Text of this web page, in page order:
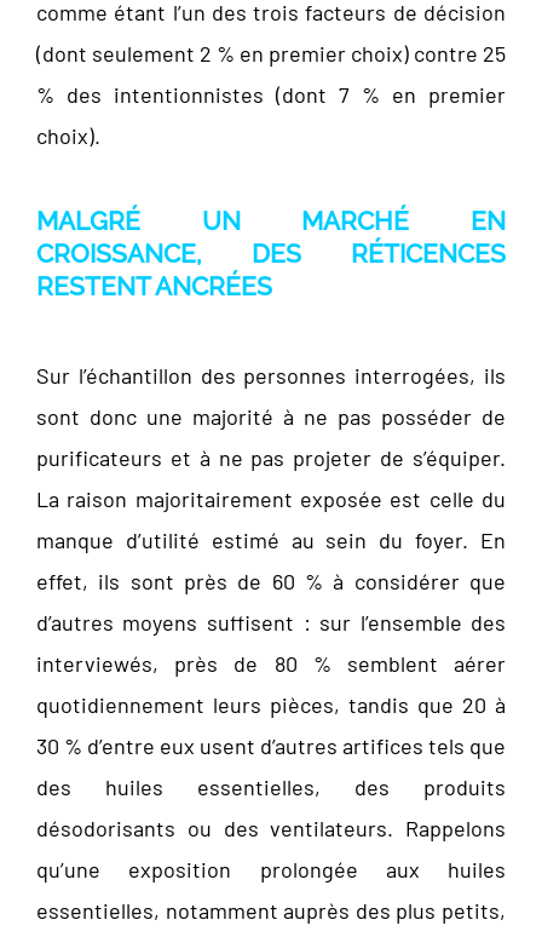
comme étant l’un des trois facteurs de décision
(dont seulement 2 % en premier choix) contre 25
% des intentionnistes (dont 7 % en premier
choix).
MALGRÉ UN MARCHÉ EN
CROISSANCE, DES RÉTICENCES
RESTENT ANCRÉES
Sur l’échantillon des personnes interrogées, ils
sont donc une majorité à ne pas posséder de
purificateurs et à ne pas projeter de s’équiper.
La raison majoritairement exposée est celle du
manque d’utilité estimé au sein du foyer. En
effet, ils sont près de 60 % à considérer que
d’autres moyens suffisent : sur l’ensemble des
interviewés, près de 80 % semblent aérer
quotidiennement leurs pièces, tandis que 20 à
30 % d’entre eux usent d’autres artifices tels que
des huiles essentielles, des produits
désodorisants ou des ventilateurs. Rappelons
qu’une exposition prolongée aux huiles
essentielles, notamment auprès des plus petits,